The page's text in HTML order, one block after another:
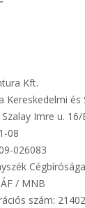
Kft.
Kereskedelmi
Imre u. 16/
08
026083
/ MNB
szám: